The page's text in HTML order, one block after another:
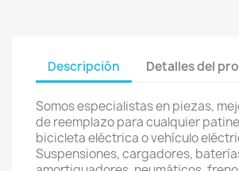
Descripción Detalles del
Somos especialistas en piezas,
de reemplazo para cualquier
bicicleta eléctrica o vehículo
Suspensiones, cargadores,